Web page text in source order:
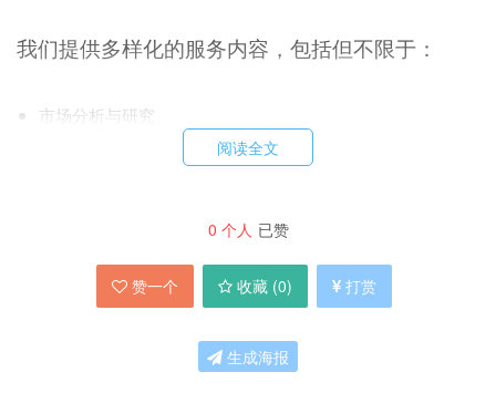
我们提供多样化的服务内容，包括但不限于：
市场分析与研究
皓天财经的投资建议是如何制定的？
我们的投资建议是由经验丰富的投资专家团队制定
的，他们会定期对市场进行分析和研究，根据市场
阅读全文
0 个人 已赞
赞一个 收藏 (0) 打赏
生成海报